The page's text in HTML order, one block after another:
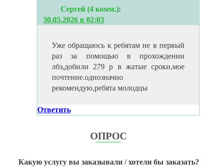
Сергей (4 комм.):
30.05.2026 в 02:03
Уже обращаюсь к ребятам не в первый
раз за помощью в прохождении
лбз,добили 279 р в жатые сроки,мое
почтение.однозначно
рекомендую,ребята молодцы
Ответить
ОПРОС
Какую услугу вы заказывали / хотели бы заказать?